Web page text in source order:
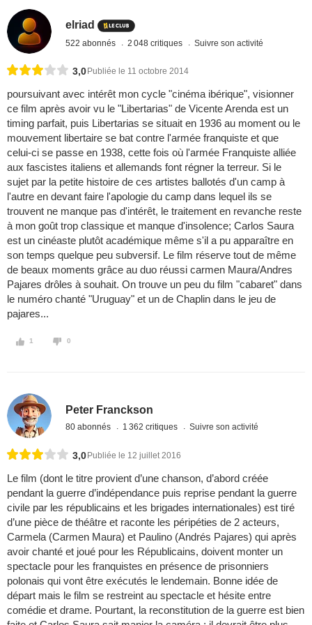
elriad
522 abonnés 2 048 critiques Suivre son activité
3,0 Publiée le 11 octobre 2014
poursuivant avec intérêt mon cycle "cinéma ibérique", visionner
ce film après avoir vu le "Libertarias" de Vicente Arenda est un
timing parfait, puis Libertarias se situait en 1936 au moment ou le
mouvement libertaire se bat contre l'armée franquiste et que
celui-ci se passe en 1938, cette fois où l'armée Franquiste alliée
aux fascistes italiens et allemands font régner la terreur. Si le
sujet par la petite histoire de ces artistes ballotés d'un camp à
l'autre en devant faire l'apologie du camp dans lequel ils se
trouvent ne manque pas d'intérêt, le traitement en revanche reste
à mon goût trop classique et manque d'insolence; Carlos Saura
est un cinéaste plutôt académique même s'il a pu apparaître en
son temps quelque peu subversif. Le film réserve tout de même
de beaux moments grâce au duo réussi carmen Maura/Andres
Pajares drôles à souhait. On trouve un peu du film "cabaret" dans
le numéro chanté "Uruguay" et un de Chaplin dans le jeu de
pajares...
1 0
Peter Franckson
80 abonnés 1 362 critiques Suivre son activité
3,0 Publiée le 12 juillet 2016
Le film (dont le titre provient d’une chanson, d’abord créée
pendant la guerre d’indépendance puis reprise pendant la guerre
civile par les républicains et les brigades internationales) est tiré
d’une pièce de théâtre et raconte les péripéties de 2 acteurs,
Carmela (Carmen Maura) et Paulino (Andrés Pajares) qui après
avoir chanté et joué pour les Républicains, doivent monter un
spectacle pour les franquistes en présence de prisonniers
polonais qui vont être exécutés le lendemain. Bonne idée de
départ mais le film se restreint au spectacle et hésite entre
comédie et drame. Pourtant, la reconstitution de la guerre est bien